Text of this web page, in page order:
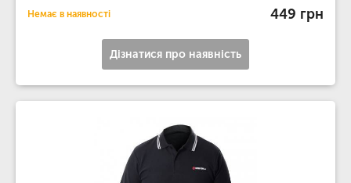
Немає в наявності 449 грн
Дізнатися про наявність